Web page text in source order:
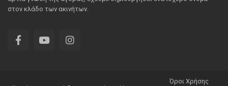
στον κλάδο των ακινήτων.
Όροι Χρήσης